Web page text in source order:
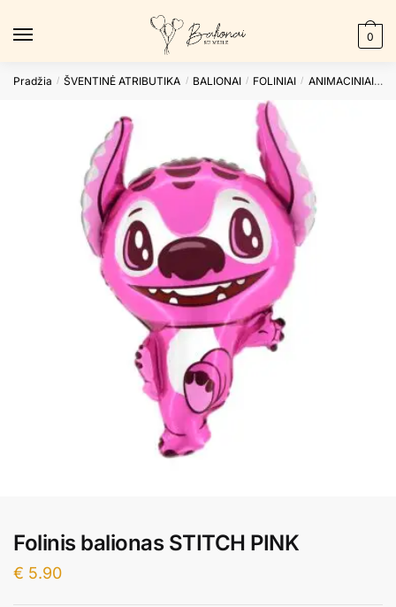
0
Pradžia / ŠVENTINĖ ATRIBUTIKA / BALIONAI / FOLINIAI / ANIMACINIAI
Folinis balionas STITCH PINK
€ 5.90